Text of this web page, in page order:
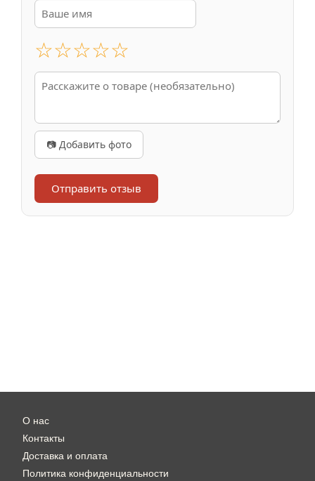
☆☆☆☆☆
📷 Добавить фото
Отправить отзыв
О нас
Контакты
Доставка и оплата
Политика конфиденциальности